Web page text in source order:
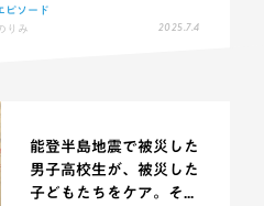
ピソード
りみ 2025.7.4
能登半島地震で被災した
男子高校生が、被災した
子どもたちをケア。そ...